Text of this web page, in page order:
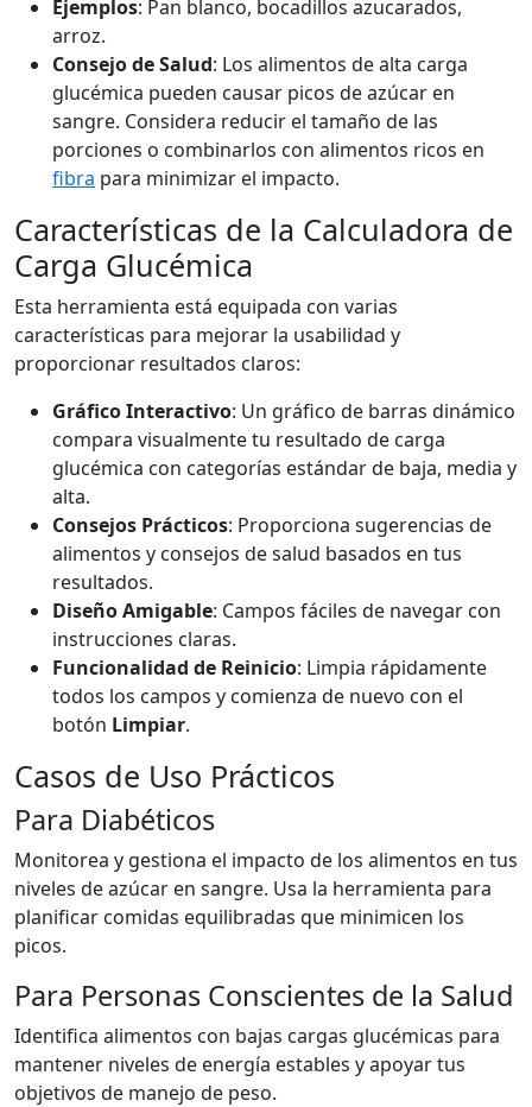
Ejemplos: Pan blanco, bocadillos azucarados,
arroz.
Consejo de Salud: Los alimentos de alta carga
glucémica pueden causar picos de azúcar en
sangre. Considera reducir el tamaño de las
porciones o combinarlos con alimentos ricos en
fibra para minimizar el impacto.
Características de la Calculadora de
Carga Glucémica
Esta herramienta está equipada con varias
características para mejorar la usabilidad y
proporcionar resultados claros:
Gráfico Interactivo: Un gráfico de barras dinámico
compara visualmente tu resultado de carga
glucémica con categorías estándar de baja, media y
alta.
Consejos Prácticos: Proporciona sugerencias de
alimentos y consejos de salud basados en tus
resultados.
Diseño Amigable: Campos fáciles de navegar con
instrucciones claras.
Funcionalidad de Reinicio: Limpia rápidamente
todos los campos y comienza de nuevo con el
botón Limpiar.
Casos de Uso Prácticos
Para Diabéticos
Monitorea y gestiona el impacto de los alimentos en tus
niveles de azúcar en sangre. Usa la herramienta para
planificar comidas equilibradas que minimicen los
picos.
Para Personas Conscientes de la Salud
Identifica alimentos con bajas cargas glucémicas para
mantener niveles de energía estables y apoyar tus
objetivos de manejo de peso.